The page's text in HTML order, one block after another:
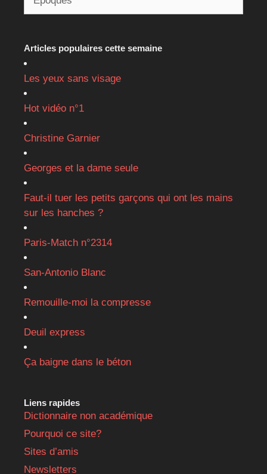
Articles populaires cette semaine
Les yeux sans visage
Hot vidéo n°1
Christine Garnier
Georges et la dame seule
Faut-il tuer les petits garçons qui ont les mains
sur les hanches ?
Paris-Match n°2314
San-Antonio Blanc
Remouille-moi la compresse
Deuil express
Ça baigne dans le béton
Liens rapides
Dictionnaire non académique
Pourquoi ce site?
Sites d’amis
Newsletters